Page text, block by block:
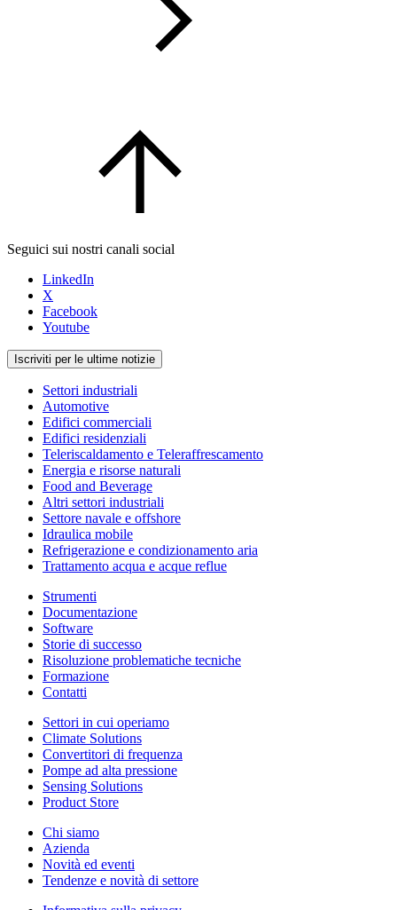
Seguici sui nostri canali social
LinkedIn
X
Facebook
Youtube
Iscriviti per le ultime notizie
Settori industriali
Automotive
Edifici commerciali
Edifici residenziali
Teleriscaldamento e Teleraffrescamento
Energia e risorse naturali
Food and Beverage
Altri settori industriali
Settore navale e offshore
Idraulica mobile
Refrigerazione e condizionamento aria
Trattamento acqua e acque reflue
Strumenti
Documentazione
Software
Storie di successo
Risoluzione problematiche tecniche
Formazione
Contatti
Settori in cui operiamo
Climate Solutions
Convertitori di frequenza
Pompe ad alta pressione
Sensing Solutions
Product Store
Chi siamo
Azienda
Novità ed eventi
Tendenze e novità di settore